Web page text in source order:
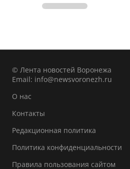
© Лента новостей Воронежа
Email: info@newsvoronezh.ru
О нас
Контакты
Редакционная политика
Политика конфиденциальности
Правила пользования сайтом